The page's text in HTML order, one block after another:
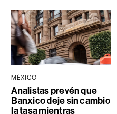
MÉXICO
Analistas prevén que
Banxico deje sin cambio
la tasa mientras